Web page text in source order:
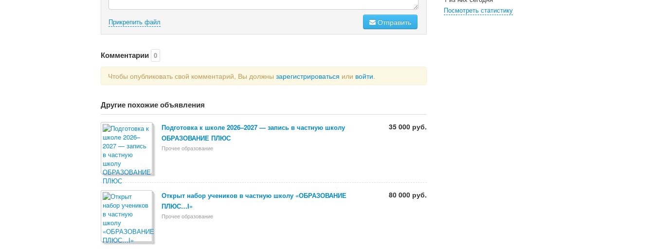
Прикрепить файл Отправить
Комментарии 0
Чтобы опубликовать свой комментарий, Вы должны зарегистрироваться или войти.
Другие похожие объявления
Подготовка к школе 2026–2027 — запись в частную школу
ОБРАЗОВАНИЕ ПЛЮС
Прочее образование
35 000 руб.
Открыт набор учеников в частную школу «ОБРАЗОВАНИЕ
ПЛЮС…I»
Прочее образование
80 000 руб.
Посмотреть статистику